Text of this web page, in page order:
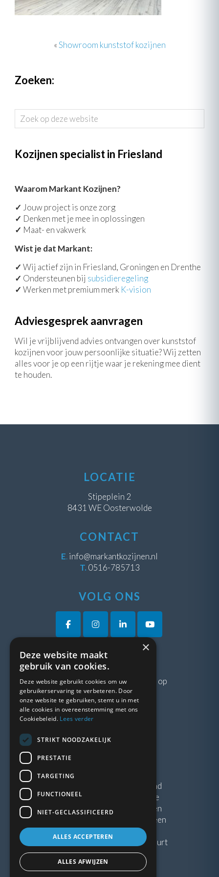
«Showroom kunststof kozijnen
Zoeken:
Zoek
op
website
Kozijnen specialist in Friesland
Waarom Markant Kozijnen?
✓ Jouw project is onze zorg
✓ Denken met je mee in oplossingen
✓ Maat- en vakwerk
Wist je dat Markant:
✓ Wij actief zijn in Friesland, Groningen en Drenthe
✓ Ondersteunen bij subsidieregeling
✓ Werken met premium merk K-vision
Adviesgesprek aanvragen
Wil je vrijblijvend advies ontvangen over kunststof
kozijnen voor jouw persoonlijke situatie? Wij zetten
alles voor je op een rijtje waar je rekening mee dient
te houden.
LOCATIE
Stipeplein 2
8431 WE Oosterwolde
CONTACT
E.info@markantkozijnen.nl
T. 0516-785713
VOLG ONS
VRAGEN?
Neem gerustcontactmet ons op
LINKS
Blogs
Algemene voorwaarden
Kunststof Kozijnen Friesland
Kunststof kozijnen Drenthe
Kunststof Kozijnen Drachten
Kunststof Kozijnen Hoogeveen
Kunststof kozijnen in jouw buurt
×
Deze website maakt
gebruik van cookies.
Deze website gebruikt cookies om uw
gebruikerservaring te verbeteren. Door
onze website te gebruiken, stemt u in met
alle cookies in overeenstemming met ons
Cookiebeleid. Lees verder
STRIKT NOODZAKELIJK
PRESTATIE
TARGETING
FUNCTIONEEL
NIET-GECLASSIFICEERD
ALLES ACCEPTEREN
ALLES AFWIJZEN